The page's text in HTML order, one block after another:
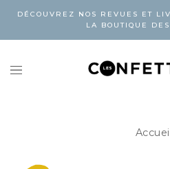
DÉCOUVREZ NOS REVUES ET
LA BOUTIQUE
Accueil